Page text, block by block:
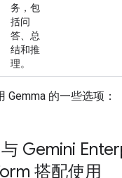
务，包
括问
答、总
结和推
理。
Gemma 的一些选项：
Gemini
搭配使用